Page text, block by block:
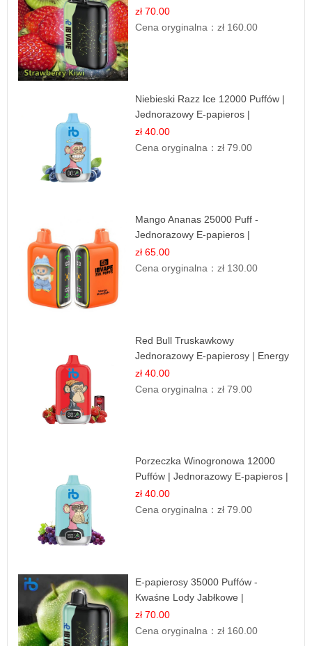
zł 70.00
Cena oryginalna：zł 160.00
Niebieski Razz Ice 12000 Puffów |
Jednorazowy E-papieros |
Jagodowy Chłód
zł 40.00
Cena oryginalna：zł 79.00
Mango Ananas 25000 Puff -
Jednorazowy E-papieros |
Egzotyczny Smak
zł 65.00
Cena oryginalna：zł 130.00
Red Bull Truskawkowy
Jednorazowy E-papierosy | Energy
Drink Smak
zł 40.00
Cena oryginalna：zł 79.00
Porzeczka Winogronowa 12000
Puffów | Jednorazowy E-papieros |
Owocowy Miks
zł 40.00
Cena oryginalna：zł 79.00
E-papierosy 35000 Puffów -
Kwaśne Lody Jabłkowe |
Orzeźwiający Smak
zł 70.00
Cena oryginalna：zł 160.00